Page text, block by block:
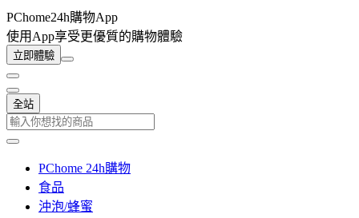
PChome24h購物App
使用App享受更優質的購物體驗
立即體驗
全站
PChome 24h購物
食品
沖泡/蜂蜜